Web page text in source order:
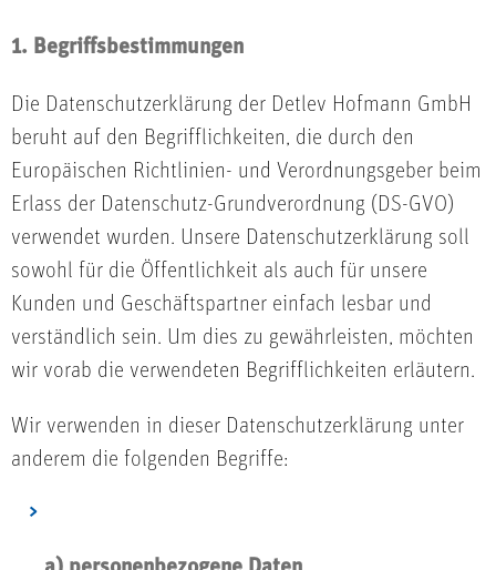
1. Begriffsbestimmungen
Die Datenschutzerklärung der Detlev Hofmann GmbH
beruht auf den Begrifflichkeiten, die durch den
Europäischen Richtlinien- und Verordnungsgeber beim
Erlass der Datenschutz-Grundverordnung (DS-GVO)
verwendet wurden. Unsere Datenschutzerklärung soll
sowohl für die Öffentlichkeit als auch für unsere
Kunden und Geschäftspartner einfach lesbar und
verständlich sein. Um dies zu gewährleisten, möchten
wir vorab die verwendeten Begrifflichkeiten erläutern.
Wir verwenden in dieser Datenschutzerklärung unter
anderem die folgenden Begriffe: